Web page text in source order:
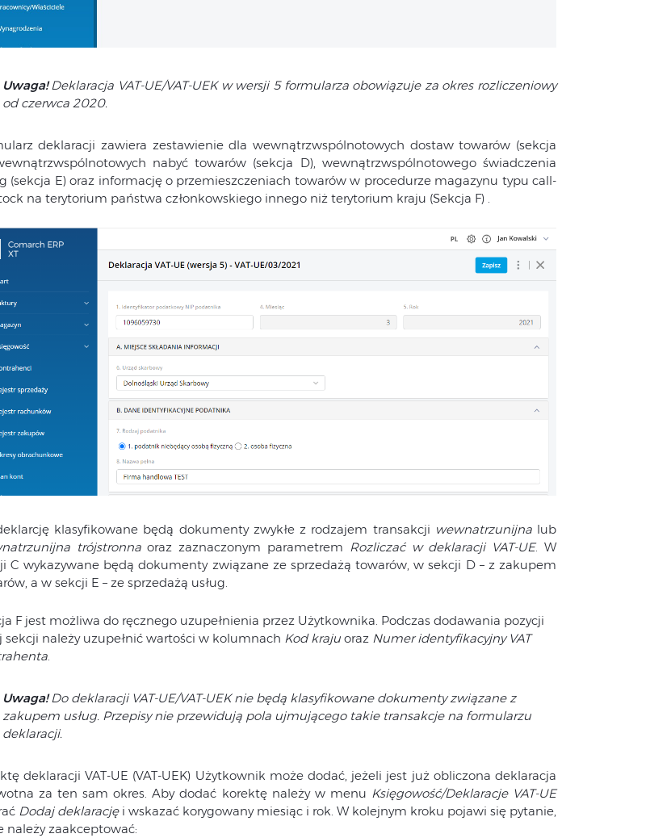
Uwaga!Deklaracja VAT-UE/VAT-UEK w wersji 5 formularza obowiązuje za okres rozliczeniowy
od czerwca 2020.
deklaracji zawiera zestawienie dla wewnątrzwspólnotowych dostaw towarów (sekcja
nabyć towarów (sekcja D), wewnątrzwspólnotowego świadczenia
(sekcja E) oraz informację o przemieszczeniach towarów w procedurze magazynu typu call-
na terytorium państwa członkowskiego innego niż terytorium kraju (Sekcja F) .
klasyfikowane będą dokumenty zwykłe z rodzajem transakcji wewnatrzunijnalub
trójstronnaoraz zaznaczonym parametrem Rozliczać w deklaracji VAT-UE. W
C wykazywane będą dokumenty związane ze sprzedażą towarów, w sekcji D – z zakupem
a w sekcji E – ze sprzedażą usług.
F jest możliwa do ręcznego uzupełnienia przez Użytkownika. Podczas dodawania pozycji
sekcji należy uzupełnić wartości w kolumnach Kod krajuoraz Numer identyfikacyjny VAT
.
Uwaga!Do deklaracji VAT-UE/VAT-UEK nie będą klasyfikowane dokumenty związane z
zakupem usług. Przepisy nie przewidują pola ujmującego takie transakcje na formularzu
deklaracji.
deklaracji VAT-UE (VAT-UEK) Użytkownik może dodać, jeżeli jest już obliczona deklaracja
za ten sam okres. Aby dodać korektę należy w menu Księgowość/Deklaracje VAT-UE
Dodaj deklaracjęi wskazać korygowany miesiąc i rok. W kolejnym kroku pojawi się pytanie,
należy zaakceptować: